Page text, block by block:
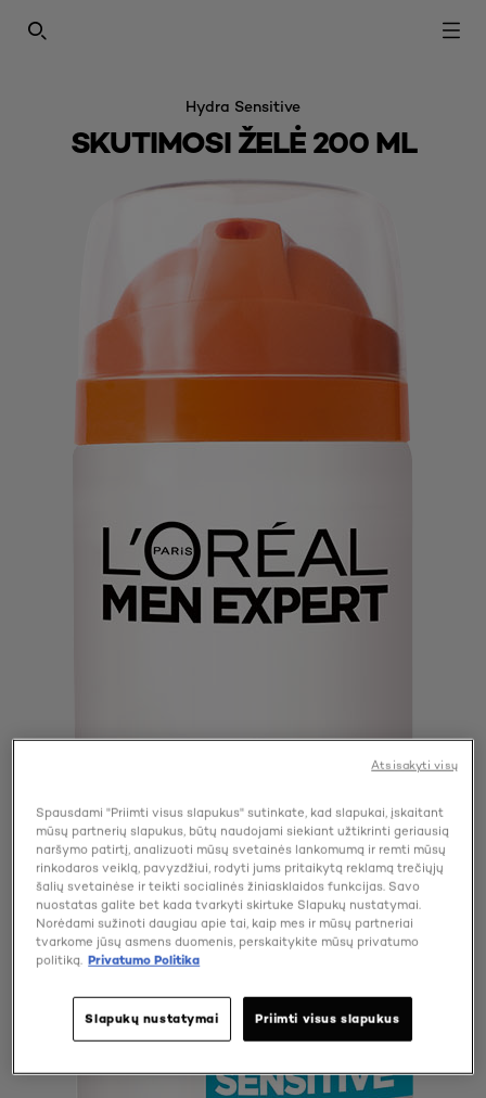
SEARCH THIS SITE
Hydra Sensitive
SKUTIMOSI ŽELĖ 200 ML
Spausdami "Priimti visus slapukus" sutinkate, kad slapukai, įskaitant
mūsų partnerių slapukus, būtų naudojami siekiant užtikrinti geriausią
naršymo patirtį, analizuoti mūsų svetainės lankomumą ir remti mūsų
rinkodaros veiklą, pavyzdžiui, rodyti jums pritaikytą reklamą trečiųjų
šalių svetainėse ir teikti socialinės žiniasklaidos funkcijas. Savo
nuostatas galite bet kada tvarkyti skirtuke Slapukų nustatymai.
Norėdami sužinoti daugiau apie tai, kaip mes ir mūsų partneriai
tvarkome jūsų asmens duomenis, perskaitykite mūsų privatumo
politiką. Privatumo Politika
Slapukų nustatymai Priimti visus slapukus
Atsisakyti visų